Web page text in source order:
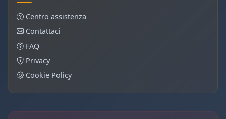
Centro assistenza
Contattaci
FAQ
Privacy
Cookie Policy